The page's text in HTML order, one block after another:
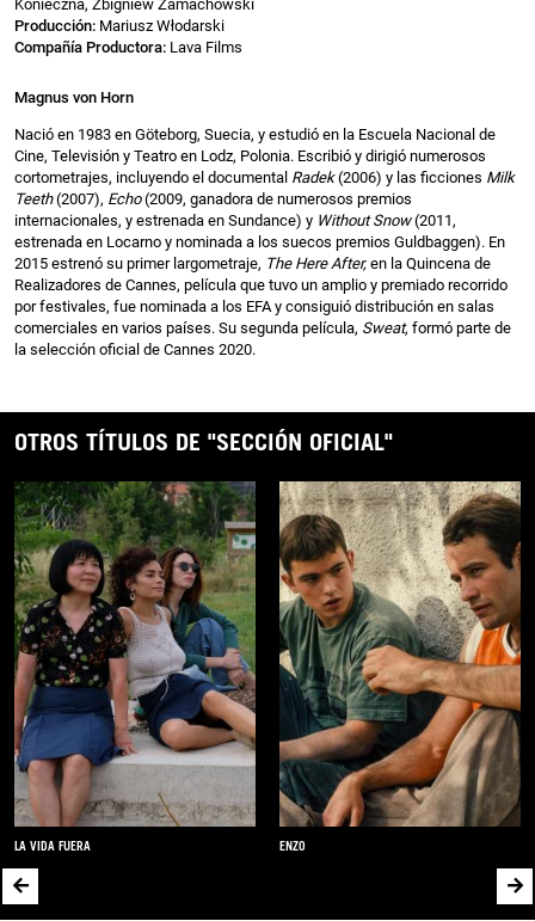
Konieczna, Zbigniew Zamachowski
Producción: Mariusz Włodarski
Compañía Productora: Lava Films
Magnus von Horn
Nació en 1983 en Göteborg, Suecia, y estudió en la Escuela Nacional de
Cine, Televisión y Teatro en Lodz, Polonia. Escribió y dirigió numerosos
cortometrajes, incluyendo el documental Radek(2006) y las ficciones Milk
Teeth(2007), Echo(2009, ganadora de numerosos premios
internacionales, y estrenada en Sundance) y Without Snow(2011,
estrenada en Locarno y nominada a los suecos premios Guldbaggen). En
2015 estrenó su primer largometraje, The Here After, en la Quincena de
Realizadores de Cannes, película que tuvo un amplio y premiado recorrido
por festivales, fue nominada a los EFA y consiguió distribución en salas
comerciales en varios países. Su segunda película, Sweat, formó parte de
la selección oficial de Cannes 2020.
OTROS TÍTULOS DE "SECCIÓN OFICIAL"
LA VIDA FUERA ENZO